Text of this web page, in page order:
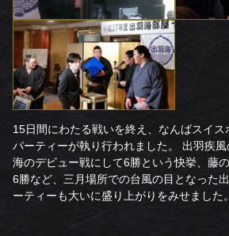
15日間にわたる戦いを終え、なんばスイ
パーティーが執り行われました。 出羽疾
海のデビュー戦にして6勝という快挙、藤
6勝など、三月場所での台風の目となった
ーティーも大いに盛り上がりをみせました。